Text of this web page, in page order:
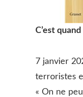
C’est
7 janvier
terroristes
« On ne